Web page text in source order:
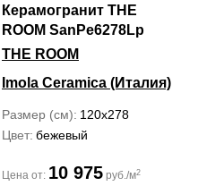
Керамогранит THE
ROOM SanPe6278Lp
THE ROOM
Imola Ceramica (Италия)
Размер (см) 120x278
Цвет бежевый
Цена от: 10 975 руб./м2